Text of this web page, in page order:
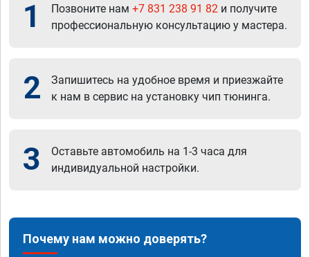
1 Позвоните нам +7 831 238 91 82 и получите
профессиональную консультацию у мастера.
2
Запишитесь на удобное время и приезжайте
к нам в сервис на установку чип тюнинга.
3
Оставьте автомобиль на 1-3 часа для
индивидуальной настройки.
Почему нам можно доверять?